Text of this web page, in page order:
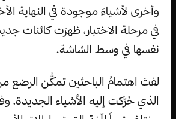
وأخرى لأشياءَ موجودة في النهاية
في مرحلة الاختبار، ظهرَت كائنات
نفسها في وسط الشاشة.
لفتَ اهتمامُ الباحثين تمكُّن الرضع
الذي حُرّكت إليه الأشياء الجديدة،